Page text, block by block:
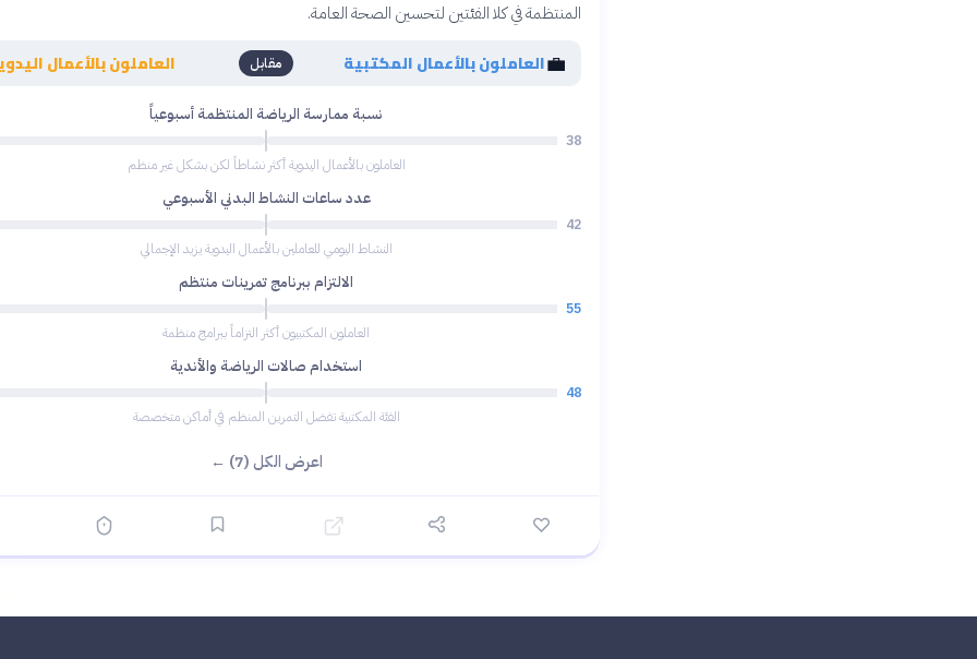
المنتظمة في كلا الفئتين لتحسين الصحة العامة.
💼العاملون بالأعمال المكتبية مقابل العاملون بالأعمال
نسبة ممارسة الرياضة المنتظمة أسبوعياً
38
العاملون بالأعمال اليدوية أكثر نشاطاً لكن بشكل غير منظم
عدد ساعات النشاط البدني الأسبوعي
42
النشاط اليومي للعاملين بالأعمال اليدوية يزيد الإجمالي
الالتزام ببرنامج تمرينات منتظم
55
العاملون المكتبيون أكثر التزاماً ببرامج منظمة
استخدام صالات الرياضة والأندية
48
الفئة المكتبية تفضل التمرين المنظم في أماكن متخصصة
اعرض الكل (7) ←